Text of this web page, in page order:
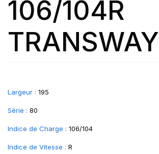
106/104R
TRANSWAY
Largeur : 195
Série : 80
Indice de Charge : 106/104
Indice de Vitesse : R